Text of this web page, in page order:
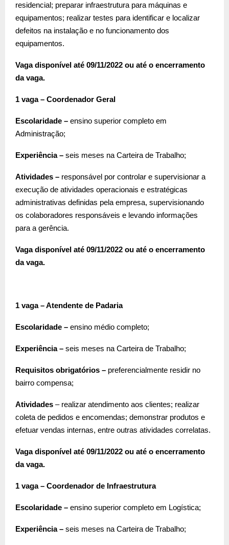
residencial; preparar infraestrutura para máquinas e
equipamentos; realizar testes para identificar e localizar
defeitos na instalação e no funcionamento dos
equipamentos.
Vaga disponível até 09/11/2022 ou até o encerramento
da vaga.
1 vaga – Coordenador Geral
Escolaridade – ensino superior completo em
Administração;
Experiência – seis meses na Carteira de Trabalho;
Atividades – responsável por controlar e supervisionar a
execução de atividades operacionais e estratégicas
administrativas definidas pela empresa, supervisionando
os colaboradores responsáveis e levando informações
para a gerência.
Vaga disponível até 09/11/2022 ou até o encerramento
da vaga.
1 vaga – Atendente de Padaria
Escolaridade – ensino médio completo;
Experiência – seis meses na Carteira de Trabalho;
Requisitos obrigatórios – preferencialmente residir no
bairro compensa;
Atividades – realizar atendimento aos clientes; realizar
coleta de pedidos e encomendas; demonstrar produtos e
efetuar vendas internas, entre outras atividades correlatas.
Vaga disponível até 09/11/2022 ou até o encerramento
da vaga.
1 vaga – Coordenador de Infraestrutura
Escolaridade – ensino superior completo em Logística;
Experiência – seis meses na Carteira de Trabalho;